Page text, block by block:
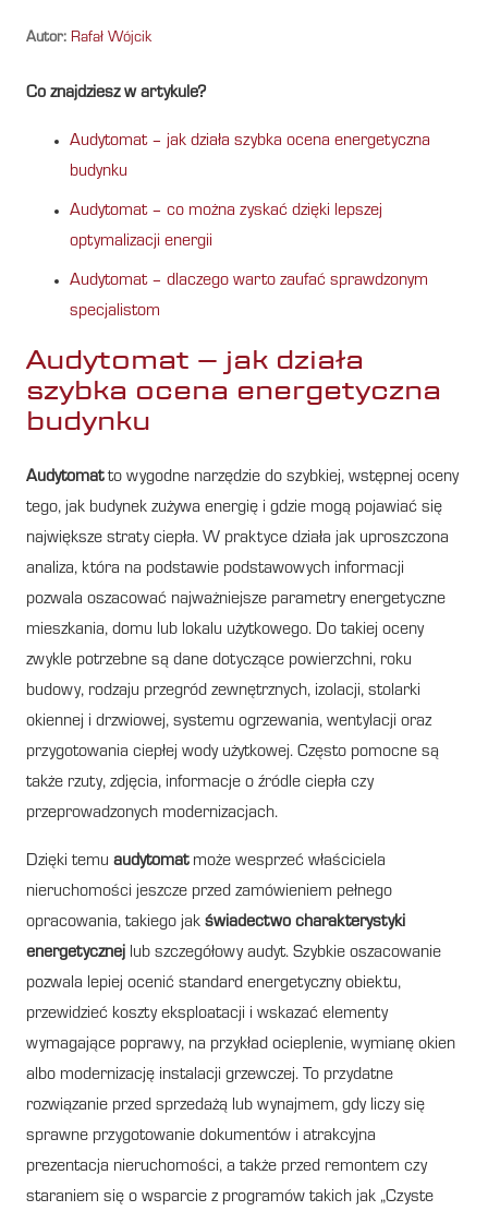
Autor: Rafał Wójcik
Co znajdziesz w artykule?
Audytomat – jak działa szybka ocena energetyczna
budynku
Audytomat – co można zyskać dzięki lepszej
optymalizacji energii
Audytomat – dlaczego warto zaufać sprawdzonym
specjalistom
Audytomat – jak działa
szybka ocena energetyczna
budynku
Audytomatto wygodne narzędzie do szybkiej, wstępnej oceny
tego, jak budynek zużywa energię i gdzie mogą pojawiać się
największe straty ciepła. W praktyce działa jak uproszczona
analiza, która na podstawie podstawowych informacji
pozwala oszacować najważniejsze parametry energetyczne
mieszkania, domu lub lokalu użytkowego. Do takiej oceny
zwykle potrzebne są dane dotyczące powierzchni, roku
budowy, rodzaju przegród zewnętrznych, izolacji, stolarki
okiennej i drzwiowej, systemu ogrzewania, wentylacji oraz
przygotowania ciepłej wody użytkowej. Często pomocne są
także rzuty, zdjęcia, informacje o źródle ciepła czy
przeprowadzonych modernizacjach.
Dzięki temu audytomatmoże wesprzeć właściciela
nieruchomości jeszcze przed zamówieniem pełnego
opracowania, takiego jak świadectwo charakterystyki
energetycznej lub szczegółowy audyt. Szybkie oszacowanie
pozwala lepiej ocenić standard energetyczny obiektu,
przewidzieć koszty eksploatacji i wskazać elementy
wymagające poprawy, na przykład ocieplenie, wymianę okien
albo modernizację instalacji grzewczej. To przydatne
rozwiązanie przed sprzedażą lub wynajmem, gdy liczy się
sprawne przygotowanie dokumentów i atrakcyjna
prezentacja nieruchomości, a także przed remontem czy
staraniem się o wsparcie z programów takich jak „Czyste